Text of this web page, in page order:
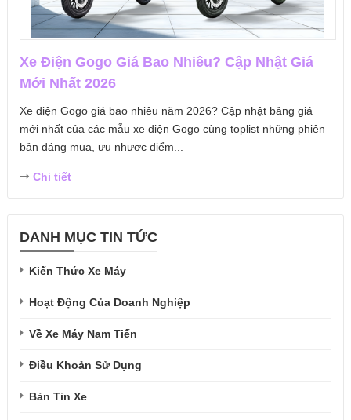
Xe Điện Gogo Giá Bao Nhiêu? Cập Nhật Giá
Mới Nhất 2026
Xe điện Gogo giá bao nhiêu năm 2026? Cập nhật bảng giá
mới nhất của các mẫu xe điện Gogo cùng toplist những phiên
bản đáng mua, ưu nhược điểm...
Chi tiết
DANH MỤC TIN TỨC
Kiến Thức Xe Máy
Hoạt Động Của Doanh Nghiệp
Về Xe Máy Nam Tiến
Điều Khoản Sử Dụng
Bản Tin Xe